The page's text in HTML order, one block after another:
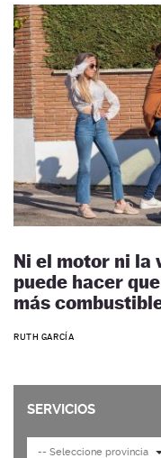
Ni el motor ni la
puede hacer
más
RUTH GARCÍA